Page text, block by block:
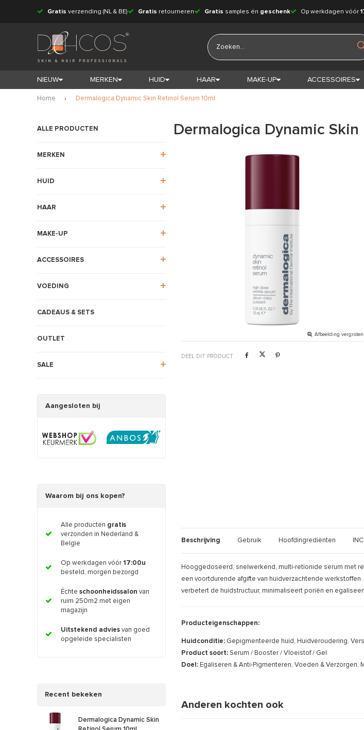
Gratis verzending (NL & BE) Gratis retourneren Gratis samples én geschenk Op werkdagen vóór
NIEUW MERKEN HUID HAAR MAKE-UP ACCESSOIRES
Home Dermalogica Dynamic Skin Retinol Serum 10ml
ALLE PRODUCTEN
MERKEN
HUID
HAAR
MAKE-UP
ACCESSOIRES
VOEDING
CADEAUS & SETS
OUTLET
SALE
Aangesloten bij
Waarom bij ons kopen?
Alle producten gratis
verzonden in Nederland &
Belgïe
Op werkdagen vóór 17:00u
besteld, morgen bezorgd
Échte schoonheidssalon van
ruim 250m2 met eigen
magazijn
Uitstekend advies van goed
opgeleide specialisten
Recent bekeken
Dermalogica Dynamic Skin
Dermalogica Dynamic Skin
Afbeelding vergroten
DEEL DIT PRODUCT
Beschrijving Gebruik Hoofdingrediënten INCI
Hooggedoseerd, snelwerkend, multi-retïonide serum met
een voortdurende afgifte van huidverzachtende
verbetert de huidstructuur, minimaliseert poriën en
Producteigenschappen:
Huidconditie: Gepigmenteerde huid, Huidveroudering,
Product soort: Serum / Booster / Vloeistof / Gel
Doel: Egaliseren & Anti-Pigmenteren, Voeden & Verzorgen,
Anderen kochten ook